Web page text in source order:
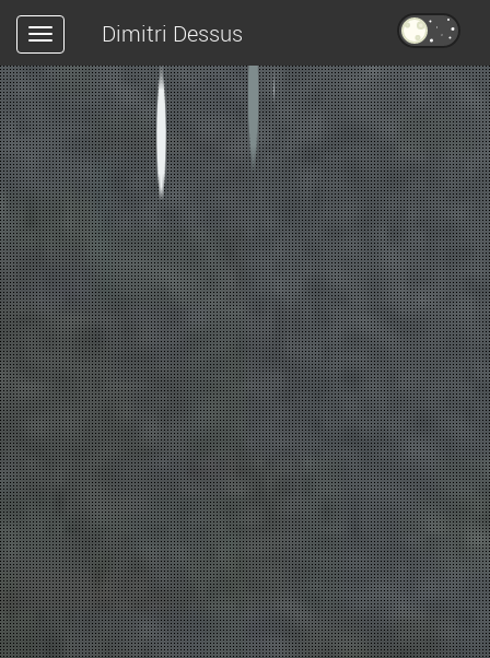
Dimitri Dessus